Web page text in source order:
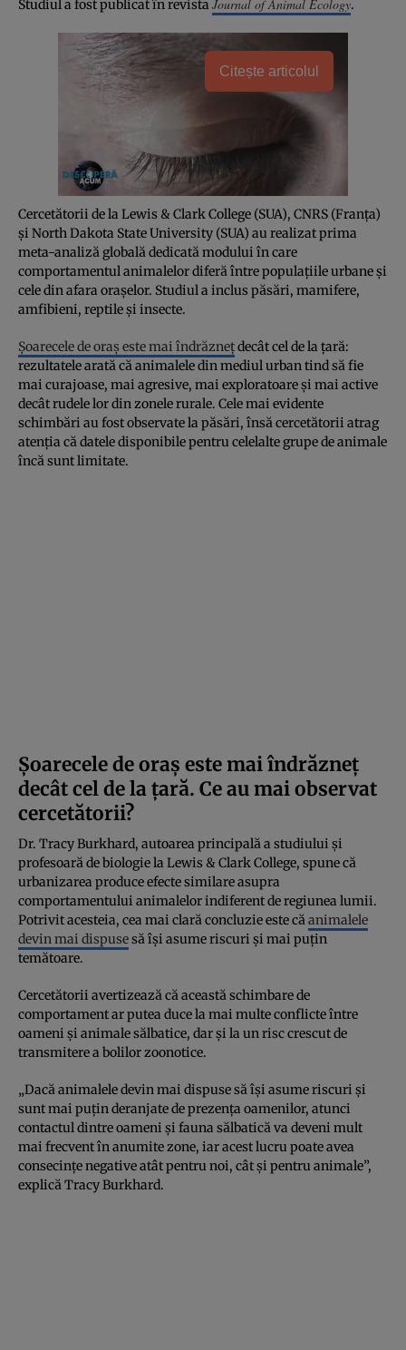
Studiul a fost publicat în revista Journal of Animal Ecology.
Citește articolul
Cercetătorii de la Lewis & Clark College (SUA), CNRS (Franța)
și North Dakota State University (SUA) au realizat prima
meta-analiză globală dedicată modului în care
comportamentul animalelor diferă între populațiile urbane și
cele din afara orașelor. Studiul a inclus păsări, mamifere,
amfibieni, reptile și insecte.
Șoarecele de oraș este mai îndrăznețdecât cel de la țară:
rezultatele arată că animalele din mediul urban tind să fie
mai curajoase, mai agresive, mai exploratoare și mai active
decât rudele lor din zonele rurale. Cele mai evidente
schimbări au fost observate la păsări, însă cercetătorii atrag
atenția că datele disponibile pentru celelalte grupe de animale
încă sunt limitate.
Șoarecele de oraș este mai îndrăzneț
decât cel de la țară. Ce au mai observat
cercetătorii?
Dr. Tracy Burkhard, autoarea principală a studiului și
profesoară de biologie la Lewis & Clark College, spune că
urbanizarea produce efecte similare asupra
comportamentului animalelor indiferent de regiunea lumii.
Potrivit acesteia, cea mai clară concluzie este căanimalele
devin mai dispusesă își asume riscuri și mai puțin
temătoare.
Cercetătorii avertizează că această schimbare de
comportament ar putea duce la mai multe conflicte între
oameni și animale sălbatice, dar și la un risc crescut de
transmitere a bolilor zoonotice.
„Dacă animalele devin mai dispuse să își asume riscuri și
sunt mai puțin deranjate de prezența oamenilor, atunci
contactul dintre oameni și fauna sălbatică va deveni mult
mai frecvent în anumite zone, iar acest lucru poate avea
consecințe negative atât pentru noi, cât și pentru animale”,
explică Tracy Burkhard.